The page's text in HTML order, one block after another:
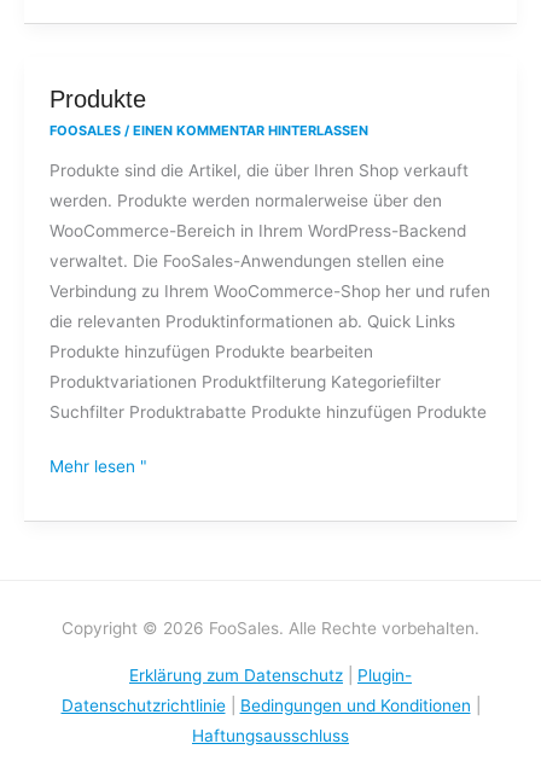
Produkte
FOOSALES / EINEN KOMMENTAR HINTERLASSEN
Produkte sind die Artikel, die über Ihren Shop verkauft
werden. Produkte werden normalerweise über den
WooCommerce-Bereich in Ihrem WordPress-Backend
verwaltet. Die FooSales-Anwendungen stellen eine
Verbindung zu Ihrem WooCommerce-Shop her und rufen
die relevanten Produktinformationen ab. Quick Links
Produkte hinzufügen Produkte bearbeiten
Produktvariationen Produktfilterung Kategoriefilter
Suchfilter Produktrabatte Produkte hinzufügen Produkte
Produkte
Mehr lesen "
Copyright © 2026 FooSales. Alle Rechte vorbehalten.
Erklärung zum Datenschutz
Plugin-
Datenschutzrichtlinie| Bedingungen und Konditionen
Haftungsausschluss